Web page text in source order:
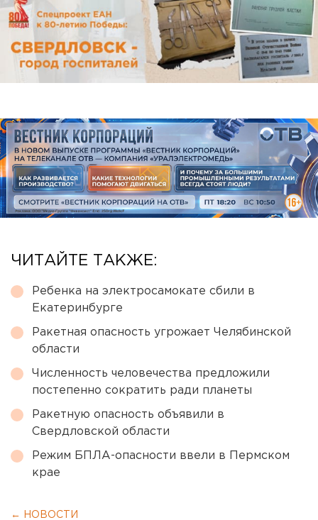
ЧИТАЙТЕ ТАКЖЕ:
Ребенка на электросамокате сбили в
Екатеринбурге
Ракетная опасность угрожает Челябинской
области
Численность человечества предложили
постепенно сократить ради планеты
Ракетную опасность объявили в
Свердловской области
Режим БПЛА-опасности ввели в Пермском
крае
← НОВОСТИ